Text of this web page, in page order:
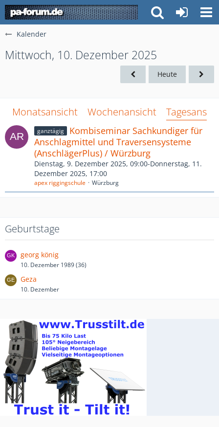
Kalender
Mittwoch, 10. Dezember 2025
Heute
Monatsansicht Wochenansicht
ganztägig
Kombiseminar Sachkundiger für
Anschlagmittel und Traversensysteme
(AnschlägerPlus) / Würzburg
Dienstag, 9. Dezember 2025, 09:00-Donnerstag, 11.
Dezember 2025, 17:00
apex riggingschule Würzburg
Geburtstage
georg könig
10. Dezember 1989 (36)
Geza
10. Dezember